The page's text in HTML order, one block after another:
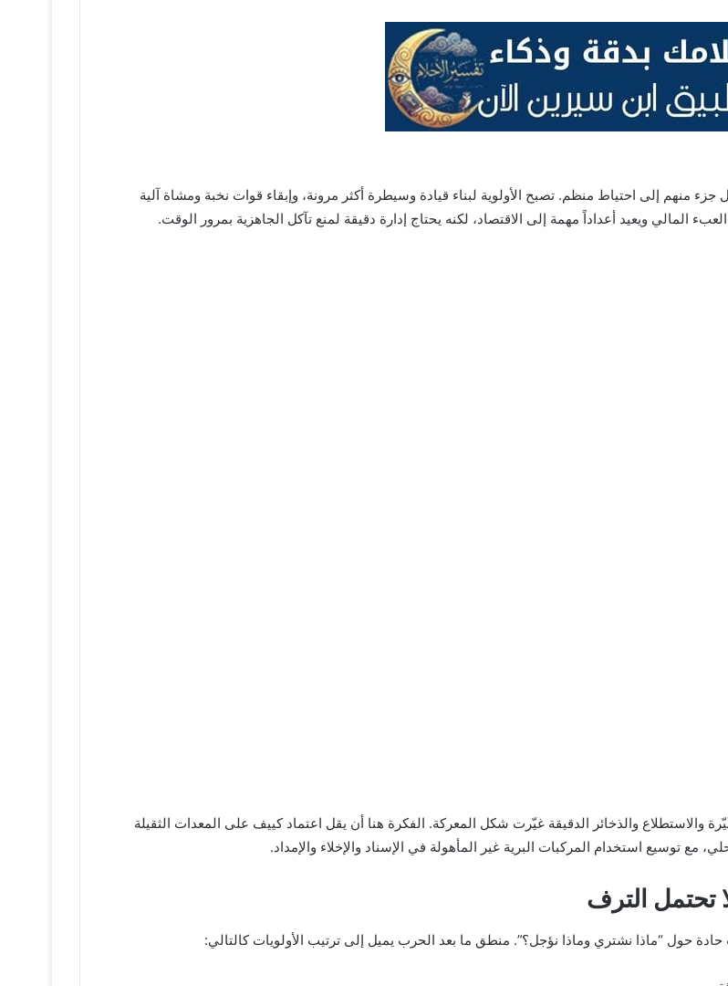
منهم إلى احتياط منظم. تصبح الأولوية لبناء قيادة وسيطرة أكثر مرونة، وإبقاء قوات نخبة ومشاة آلية
المالي ويعيد أعداداً مهمة إلى الاقتصاد، لكنه يحتاج إدارة دقيقة لمنع تآكل الجاهزية بمرور الوقت.
والاستطلاع والذخائر الدقيقة غيّرت شكل المعركة. الفكرة هنا أن يقل اعتماد كييف على المعدات الثقيلة
مع توسيع استخدام المركبات البرية غير المأهولة في الإسناد والإخلاء والإمداد.
تحتمل الترف
حول “ماذا نشتري وماذا نؤجل؟”. منطق ما بعد الحرب يميل إلى ترتيب الأولويات كالتالي: